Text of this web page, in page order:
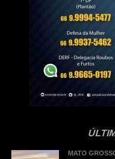
MATO